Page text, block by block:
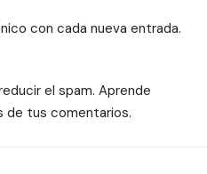
con cada nueva entrada.
el spam. Aprende
de tus comentarios.